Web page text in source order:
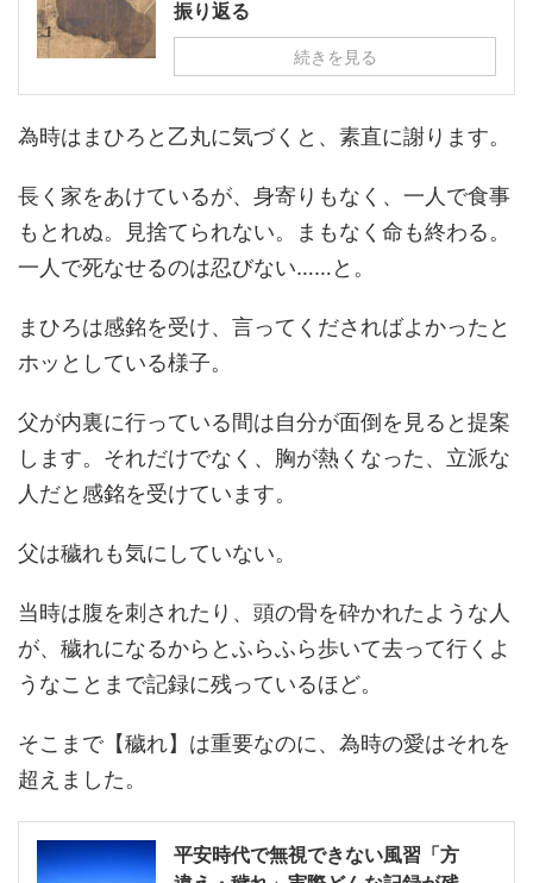
振り返る
続きを見る
為時はまひろと乙丸に気づくと、素直に謝ります。
長く家をあけているが、身寄りもなく、一人で食事
もとれぬ。見捨てられない。まもなく命も終わる。
一人で死なせるのは忍びない……と。
まひろは感銘を受け、言ってくださればよかったと
ホッとしている様子。
父が内裏に行っている間は自分が面倒を見ると提案
します。それだけでなく、胸が熱くなった、立派な
人だと感銘を受けています。
父は穢れも気にしていない。
当時は腹を刺されたり、頭の骨を砕かれたような人
が、穢れになるからとふらふら歩いて去って行くよ
うなことまで記録に残っているほど。
そこまで【穢れ】は重要なのに、為時の愛はそれを
超えました。
平安時代で無視できない風習「方